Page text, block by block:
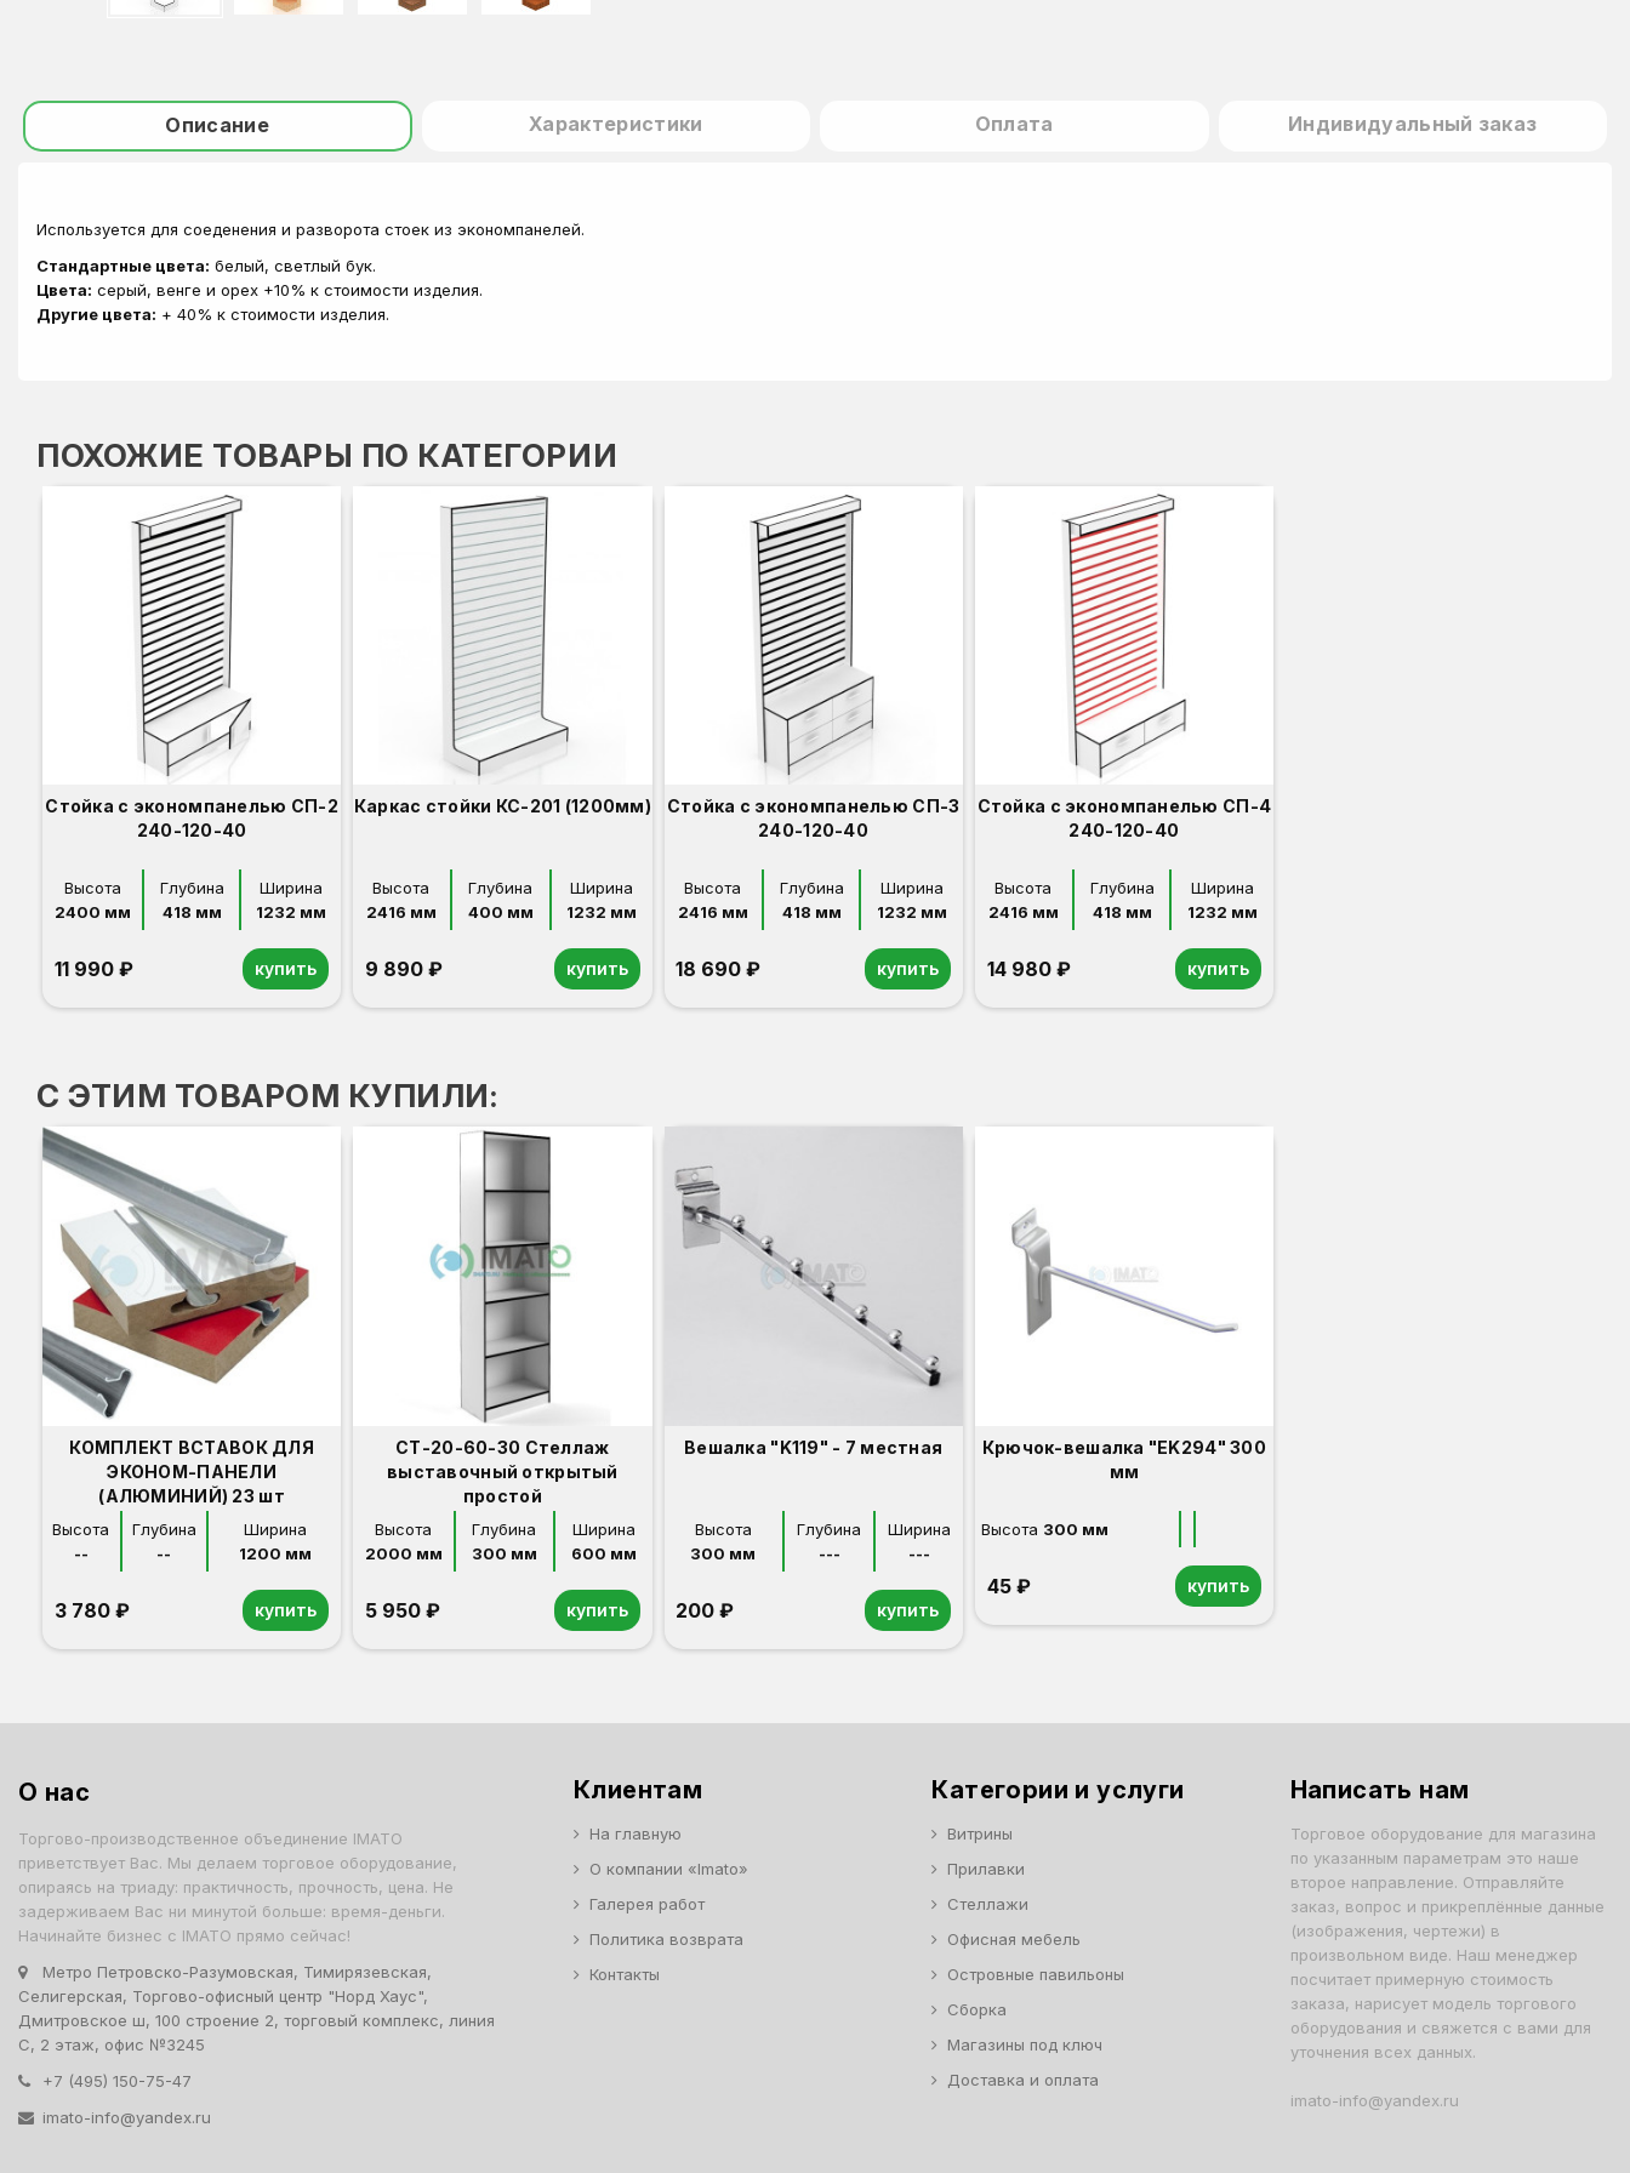
Описание Характеристики Оплата Индивидуальный заказ
Используется для соеденения и разворота стоек из экономпанелей.
Стандартные цвета: белый, светлый бук.
Цвета: серый, венге и орех +10% к стоимости изделия.
Другие цвета: + 40% к стоимости изделия.
ПОХОЖИЕ ТОВАРЫ ПО КАТЕГОРИИ
Стойка с экономпанелью СП-2
240-120-40
Высота
2400 мм
Глубина
418 мм
Ширина
1232 мм
11 990 ₽ купить
Каркас стойки КС-201 (1200мм)
Высота
2416 мм
Глубина
400 мм
Ширина
1232 мм
9 890 ₽ купить
Стойка с экономпанелью СП-3
240-120-40
Высота
2416 мм
Глубина
418 мм
Ширина
1232 мм
18 690 ₽ купить
Стойка с экономпанелью СП-4
240-120-40
Высота
2416 мм
Глубина
418 мм
Ширина
1232 мм
14 980 ₽ купить
С ЭТИМ ТОВАРОМ КУПИЛИ:
КОМПЛЕКТ ВСТАВОК ДЛЯ
ЭКОНОМ-ПАНЕЛИ
(АЛЮМИНИЙ) 23 шт
Высота
--
Глубина
--
Ширина
1200 мм
3 780 ₽ купить
СТ-20-60-30 Стеллаж
выставочный открытый
простой
Высота
2000 мм
Глубина
300 мм
Ширина
600 мм
5 950 ₽ купить
Вешалка "K119" - 7 местная
Высота
300 мм
Глубина
---
Ширина
---
200 ₽ купить
Крючок-вешалка "EK294" 300
мм
Высота 300 мм
45 ₽ купить
О нас
Торгово-производственное объединение IMATO
приветствует Вас. Мы делаем торговое оборудование,
опираясь на триаду: практичность, прочность, цена. Не
задерживаем Вас ни минутой больше: время-деньги.
Начинайте бизнес с IMATO прямо сейчас!
Метро Петровско-Разумовская, Тимирязевская,
Селигерская, Торгово-офисный центр "Норд Хаус",
Дмитровское ш, 100 строение 2, торговый комплекс, линия
С, 2 этаж, офис №3245
+7 (495) 150-75-47
imato-info@yandex.ru
Клиентам
На главную
О компании «Imato»
Галерея работ
Политика возврата
Контакты
Категории и услуги
Витрины
Прилавки
Стеллажи
Офисная мебель
Островные павильоны
Сборка
Магазины под ключ
Доставка и оплата
Написать нам
Торговое оборудование для магазина
по указанным параметрам это наше
второе направление. Отправляйте
заказ, вопрос и прикреплённые данные
(изображения, чертежи) в
произвольном виде. Наш менеджер
посчитает примерную стоимость
заказа, нарисует модель торгового
оборудования и свяжется с вами для
уточнения всех данных.
imato-info@yandex.ru